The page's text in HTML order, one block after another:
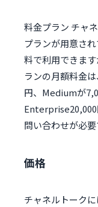
料金プラン チャ
プランが用意さ
料で利用できま
ランの月額料金
円、Mediumが
Enterprise20,000
問い合わせが必要
価格
チャネルトーク